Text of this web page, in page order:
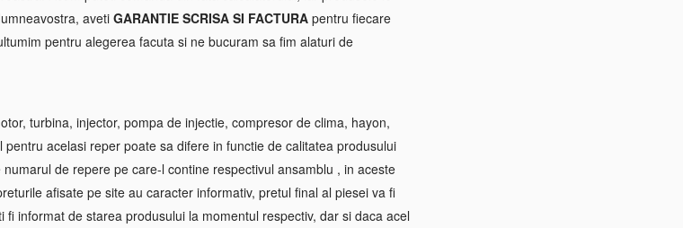
aveti GARANTIE SCRISA SI FACTURA pentru fiecare
pentru alegerea facuta si ne bucuram sa fim alaturi de
turbina, injector, pompa de injectie, compresor de clima, hayon,
acelasi reper poate sa difere in functie de calitatea produsului
de repere pe care-l contine respectivul ansamblu , in aceste
afisate pe site au caracter informativ, pretul final al piesei va fi
informat de starea produsului la momentul respectiv, dar si daca acel